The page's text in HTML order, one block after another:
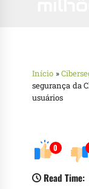
Início »
segurança da
usuários
0
Read Time: